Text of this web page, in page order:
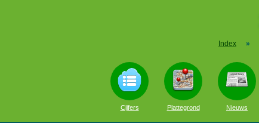
Index »
Cijfers Plattegrond Nieuws